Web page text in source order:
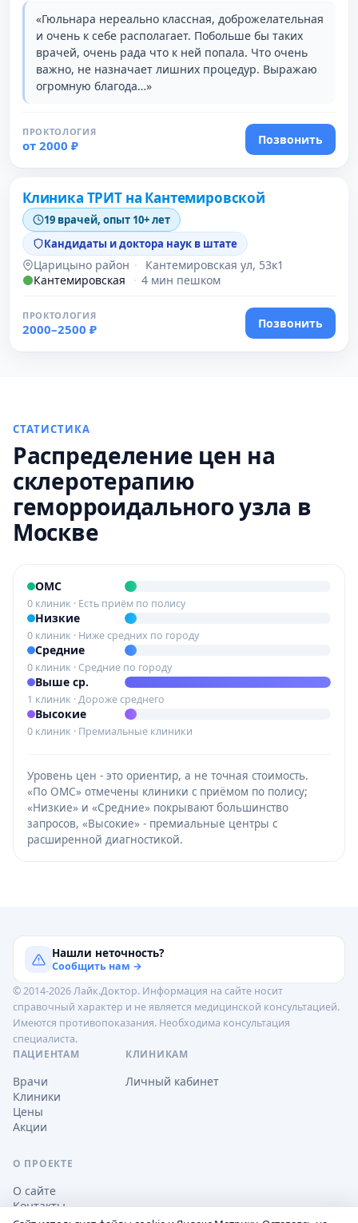
«Гюльнара нереально классная, доброжелательная
и очень к себе располагает. Побольше бы таких
врачей, очень рада что к ней попала. Что очень
важно, не назначает лишних процедур. Выражаю
огромную благода…»
ПРОКТОЛОГИЯ
от 2000 ₽
Позвонить
Проверено давно
Клиника ТРИТ на Кантемировской
19 врачей, опыт 10+ лет
Кандидаты и доктора наук в штате
Царицыно район ·
Кантемировская ул, 53к1
Кантемировская
· 4 мин пешком
ПРОКТОЛОГИЯ
2000–2500 ₽ Позвонить
СТАТИСТИКА
Распределение цен на
склеротерапию
геморроидального узла в
Москве
ОМС
0 клиник · Есть приём по полису
Низкие
0 клиник · Ниже средних по городу
Средние
0 клиник · Средние по городу
Выше ср.
1 клиник · Дороже среднего
Высокие
0 клиник · Премиальные клиники
Уровень цен - это ориентир, а не точная стоимость.
«По ОМС» отмечены клиники с приёмом по полису;
«Низкие» и «Средние» покрывают большинство
запросов, «Высокие» - премиальные центры с
расширенной диагностикой.
Нашли неточность?
Сообщить нам →
© 2014-2026 Лайк.Доктор. Информация на сайте носит
справочный характер и не является медицинской консультацией.
Имеются противопоказания. Необходима консультация
специалиста.
ПАЦИЕНТАМ
Врачи
Клиники
Цены
Акции
КЛИНИКАМ
Личный кабинет
О ПРОЕКТЕ
О сайте
Контакты